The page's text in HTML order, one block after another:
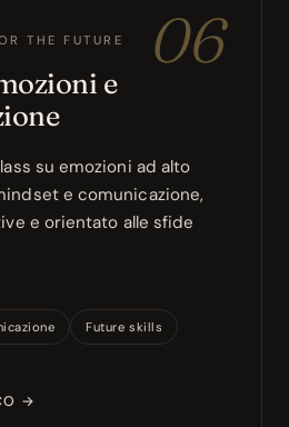
06
THE FUTURE
e
su emozioni ad alto
e comunicazione,
e orientato alle sfide
Future skills
→